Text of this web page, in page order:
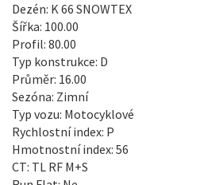
Dezén: K 66 SNOWTEX
Šířka: 100.00
Profil: 80.00
Typ konstrukce: D
Průměr: 16.00
Sezóna: Zimní
Typ vozu: Motocyklové
Rychlostní index: P
Hmotnostní index: 56
CT: TL RF M+S